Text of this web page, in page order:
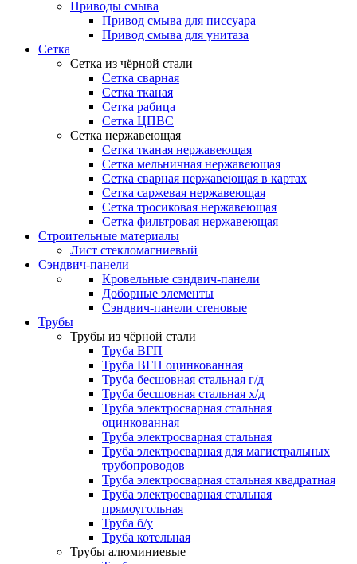
Приводы смыва
Привод смыва для писсуара
Привод смыва для унитаза
Сетка
Сетка из чёрной стали
Сетка сварная
Сетка тканая
Сетка рабица
Сетка ЦПВС
Сетка нержавеющая
Сетка тканая нержавеющая
Сетка мельничная нержавеющая
Сетка сварная нержавеющая в картах
Сетка саржевая нержавеющая
Сетка тросиковая нержавеющая
Сетка фильтровая нержавеющая
Строительные материалы
Лист стекломагниевый
Сэндвич-панели
Кровельные сэндвич-панели
Доборные элементы
Сэндвич-панели стеновые
Трубы
Трубы из чёрной стали
Труба ВГП
Труба ВГП оцинкованная
Труба бесшовная стальная г/д
Труба бесшовная стальная х/д
Труба электросварная стальная
оцинкованная
Труба электросварная стальная
Труба электросварная для магистральных
трубопроводов
Труба электросварная стальная квадратная
Труба электросварная стальная
прямоугольная
Труба б/у
Труба котельная
Трубы алюминиевые